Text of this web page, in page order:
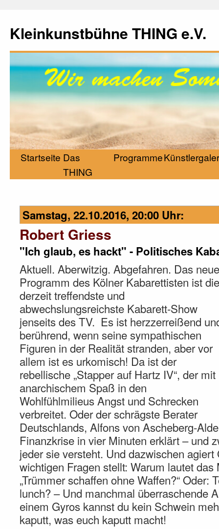
Kleinkunstbühne THING e.V.
Startseite Das
THING
Programme
Samstag, 22.10.2016, 20:00 Uhr:
Robert Griess
"Ich glaub, es hackt" - Politisches
Aktuell. Aberwitzig. Abgefahren. Das neue
Programm des Kölner Kabarettisten ist die
derzeit treffendste und
abwechslungsreichste Kabarett-Show
jenseits des TV. Es ist herzzerreißend
berührend, wenn seine sympathischen
Figuren in der Realität stranden, aber vor
allem ist es urkomisch! Da ist der
rebellische „Stapper auf Hartz IV“, der mit
anarchischem Spaß in den
Wohlfühlmilieus Angst und Schrecken
verbreitet. Oder der schrägste Berater
Deutschlands, Alfons von Ascheberg-
Finanzkrise in vier Minuten erklärt – und
jeder sie versteht. Und dazwischen
wichtigen Fragen stellt: Warum lautet
„Trümmer schaffen ohne Waffen?“ Oder:
lunch? – Und manchmal überraschende
einem Gyros kannst du kein Schwein
kaputt, was euch kaputt macht!